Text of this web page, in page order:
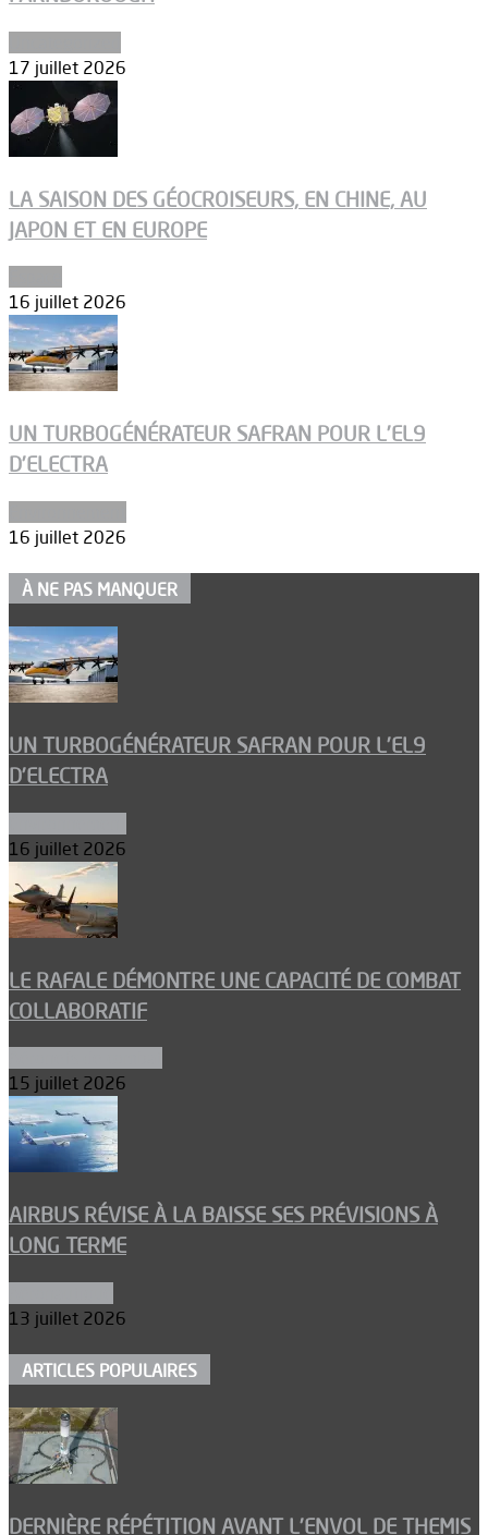
17 juillet 2026
LA SAISON DES GÉOCROISEURS, EN CHINE, AU
JAPON ET EN EUROPE
16 juillet 2026
UN TURBOGÉNÉRATEUR SAFRAN POUR L’EL9
D’ELECTRA
16 juillet 2026
À NE PAS MANQUER
UN TURBOGÉNÉRATEUR SAFRAN POUR L’EL9
D’ELECTRA
16 juillet 2026
LE RAFALE DÉMONTRE UNE CAPACITÉ DE COMBAT
COLLABORATIF
15 juillet 2026
AIRBUS RÉVISE À LA BAISSE SES PRÉVISIONS À
LONG TERME
13 juillet 2026
ARTICLES POPULAIRES
DERNIÈRE RÉPÉTITION AVANT L’ENVOL DE THEMIS